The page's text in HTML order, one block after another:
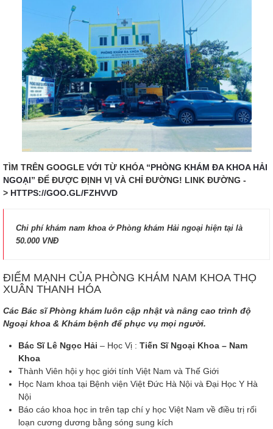
TÌM TRÊN GOOGLE VỚI TỪ KHÓA “PHÒNG KHÁM ĐA KHOA HẢI
NGOẠI” ĐỂ ĐƯỢC ĐỊNH VỊ VÀ CHỈ ĐƯỜNG! LINK ĐƯỜNG -
> HTTPS://GOO.GL/FZHVVD
Chi phí khám nam khoa ở Phòng khám Hải ngoại hiện tại là
50.000 VNĐ
ĐIỂM MẠNH CỦA PHÒNG KHÁM NAM KHOA THỌ
XUÂN THANH HÓA
Các Bác sĩ Phòng khám luôn cập nhật và nâng cao trình độ
Ngoại khoa & Khám bệnh để phục vụ mọi người.
Bác Sĩ Lê Ngọc Hải – Học Vị : Tiến Sĩ Ngoại Khoa – Nam
Khoa
Thành Viên hội y học giới tính Việt Nam và Thế Giới
Học Nam khoa tại Bệnh viện Việt Đức Hà Nội và Đại Học Y Hà
Nội
Báo cáo khoa học in trên tạp chí y học Việt Nam về điều trị rối
loạn cương dương bằng sóng sung kích